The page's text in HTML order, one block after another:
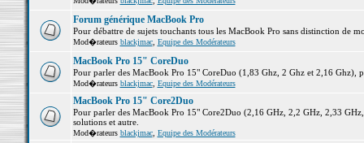
Forum générique MacBook Pro
Pour débattre de sujets touchants tous les MacBook Pro sans distinction de
Mod�rateurs blackjmac, Equipe des Modérateurs
MacBook Pro 15" CoreDuo
Pour parler des MacBook Pro 15" CoreDuo (1,83 Ghz, 2 Ghz et 2,16 Ghz),
Mod�rateurs blackjmac, Equipe des Modérateurs
MacBook Pro 15" Core2Duo
Pour parler des MacBook Pro 15" Core2Duo (2,16 GHz, 2,2 GHz, 2,33
solutions et autre.
Mod�rateurs blackjmac, Equipe des Modérateurs